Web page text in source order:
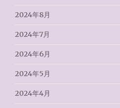
2024年8月
2024年7月
2024年6月
2024年5月
2024年4月